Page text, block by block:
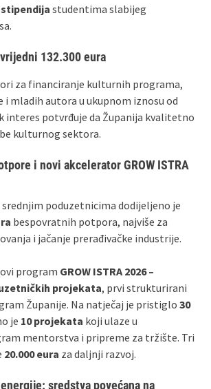
stipendija studentima slabijeg
132.300 eura
za financiranje kulturnih programa,
i mladih autora u ukupnom iznosu od
interes potvrđuje da Županija kvalitetno
kulturnog sektora.
i novi akcelerator GROW ISTRA
poduzetnicima dodijeljeno je
bespovratnih potpora, najviše za
i jačanje prerađivačke industrije.
program GROW ISTRA 2026 –
projekata, prvi strukturirani
Županije. Na natječaj je pristiglo 30
je 10 projekata koji ulaze u
mentorstva i pripreme za tržište. Tri
20.000 eura za daljnji razvoj.
sredstva povećana na